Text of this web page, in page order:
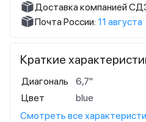
Доставка компанией
Почта России: 11 августа
Краткие
Диагональ
6,7"
Цвет
blue
Смотреть все